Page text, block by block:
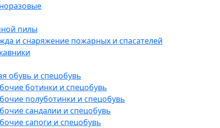
пилы
и снаряжение пожарных и спасателей
обувь и спецобувь
ботинки и спецобувь
полуботинки и спецобувь
сандалии и спецобувь
сапоги и спецобувь